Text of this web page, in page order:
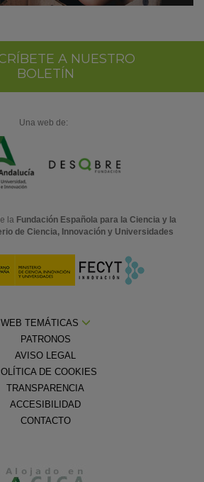
A NUESTRO
BOLETÍN
Una web de:
la Fundación Española para la Ciencia y la
de Ciencia, Innovación y Universidades
WEB TEMÁTICAS
PATRONOS
AVISO LEGAL
DE COOKIES
TRANSPARENCIA
ACCESIBILIDAD
CONTACTO